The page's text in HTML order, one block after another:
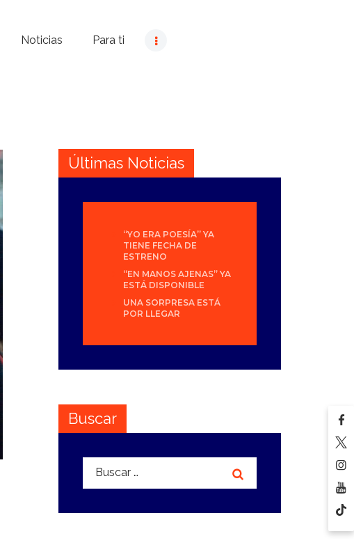
Noticias Para ti
Últimas Noticias
“YO ERA POESÍA” YA
TIENE FECHA DE
ESTRENO
“EN MANOS AJENAS” YA
ESTÁ DISPONIBLE
UNA SORPRESA ESTÁ
POR LLEGAR
Buscar
Buscar: